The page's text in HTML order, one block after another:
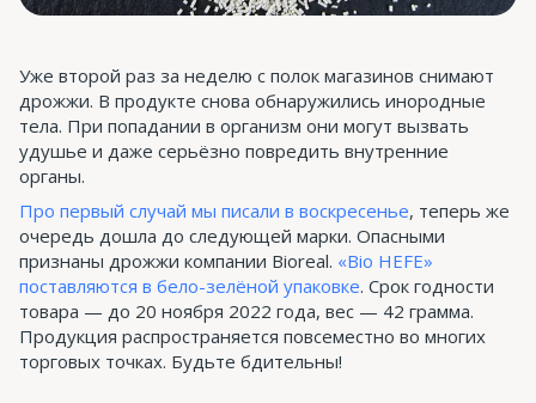
Уже второй раз за неделю с полок магазинов снимают
дрожжи. В продукте снова обнаружились инородные
тела. При попадании в организм они могут вызвать
удушье и даже серьёзно повредить внутренние
органы.
Про первый случай мы писали в воскресенье, теперь же
очередь дошла до следующей марки. Опасными
признаны дрожжи компании Bioreal. «Bio HEFE»
поставляются в бело-зелёной упаковке. Срок годности
товара — до 20 ноября 2022 года, вес — 42 грамма.
Продукция распространяется повсеместно во многих
торговых точках. Будьте бдительны!